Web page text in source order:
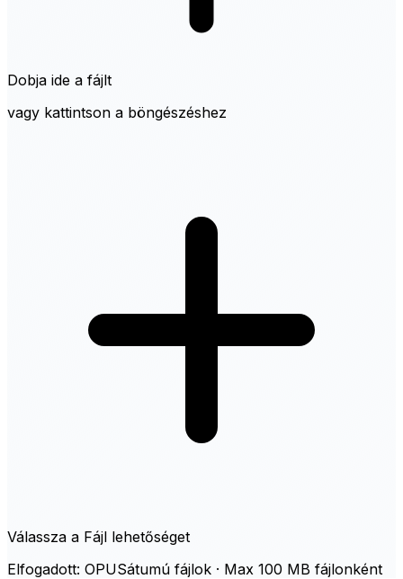
Dobja ide a fájlt
vagy kattintson a böngészéshez
Válassza a Fájl lehetőséget
Elfogadott: OPUSátumú fájlok · Max 100 MB fájlonként